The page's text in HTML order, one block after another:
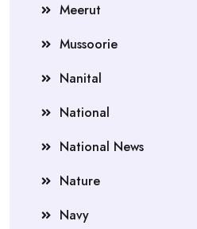
Meerut
Mussoorie
Nanital
National
National News
Nature
Navy